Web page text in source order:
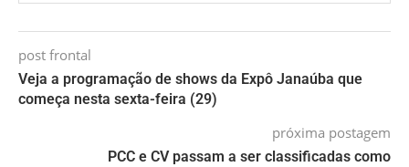
post frontal
Veja a programação de shows da Expô Janaúba que
começa nesta sexta-feira (29)
próxima postagem
PCC e CV passam a ser classificadas como